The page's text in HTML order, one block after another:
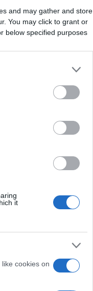
and may gather and store
You may click to grant or
below specified purposes
it
cookies on
lavori da
è un
scontro